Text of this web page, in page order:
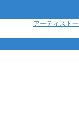
アーティスト